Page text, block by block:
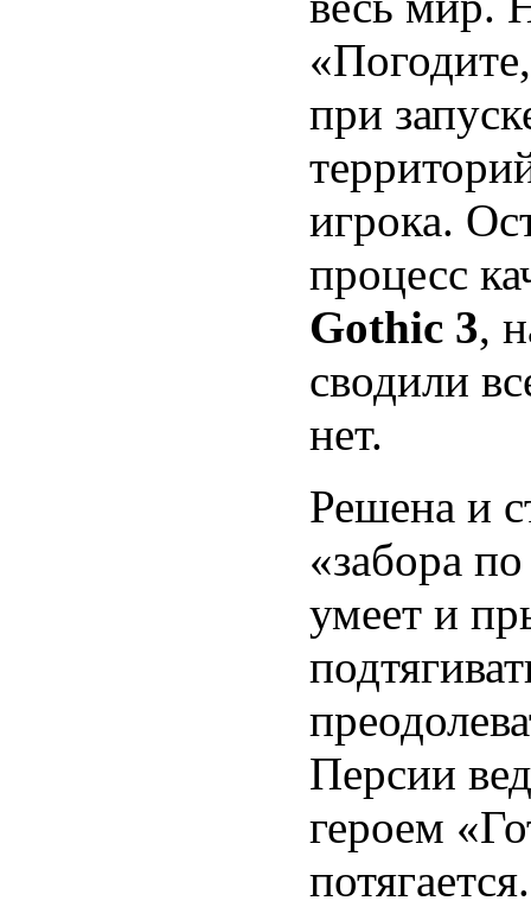
при
игрока.
процесс
Gothic 3,
сводили
нет.
Решена и
«забора
умеет и
Персии
героем
потягается.